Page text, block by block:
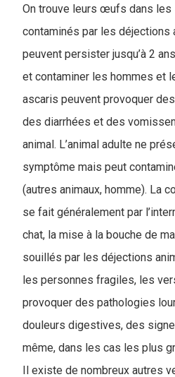
On trouve leurs œufs dans les
contaminés par les
peuvent persister jusqu’à 2
et contaminer les hommes et
ascaris peuvent provoquer
des diarrhées et des
animal. L’animal adulte ne
symptôme mais peut
(autres animaux, homme). La
se fait généralement par
chat, la mise à la bouche de
souillés par les déjections
les personnes fragiles, les
provoquer des pathologies
douleurs digestives, des
même, dans les cas les plus
Il existe de nombreux autres